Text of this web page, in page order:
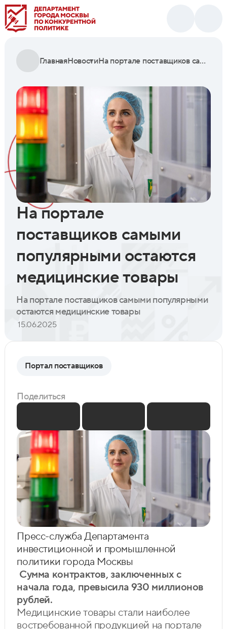
ГлавнаяНовости На портале поставщиков самыми популярными остаются медицинские товары
На портале
поставщиков самыми
популярными остаются
медицинские товары
На портале поставщиков самыми популярными
остаются медицинские товары
15.06.2025
Пресс-служба Департамента
инвестиционной и промышленной
политики города Москвы
Сумма контрактов, заключенных с
начала года, превысила 930 миллионов
рублей.
Медицинские товары стали наиболее
востребованной продукцией на портале
Портал поставщиков
Поделиться